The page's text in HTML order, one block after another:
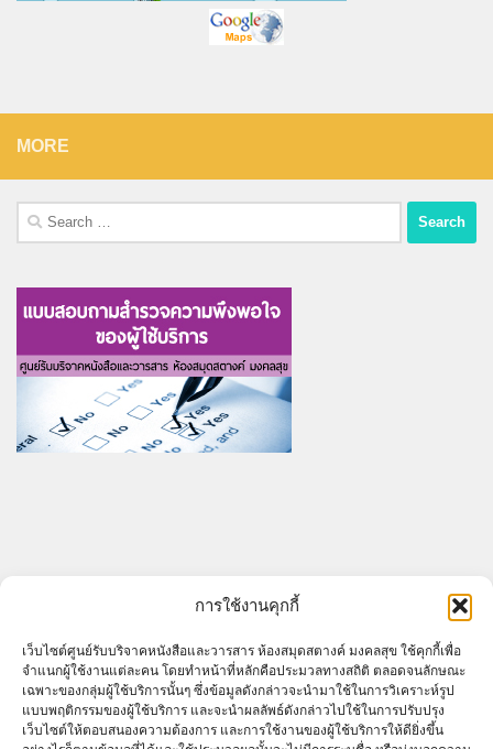
การใช้งานคุกกี้
เว็บไซต์ศูนย์รับบริจาคหนังสือและวารสาร ห้องสมุดสตางค์ มงคลสุข ใช้คุกกี้เพื่อ
จำแนกผู้ใช้งานแต่ละคน โดยทำหน้าที่หลักคือประมวลทางสถิติ ตลอดจนลักษณะ
เฉพาะของกลุ่มผู้ใช้บริการนั้นๆ ซึ่งข้อมูลดังกล่าวจะนำมาใช้ในการวิเคราะห์รูป
แบบพฤติกรรมของผู้ใช้บริการ และจะนำผลลัพธ์ดังกล่าวไปใช้ในการปรับปรุง
เว็บไซต์ให้ตอบสนองความต้องการ และการใช้งานของผู้ใช้บริการให้ดียิ่งขึ้น
MORE
Search
for: